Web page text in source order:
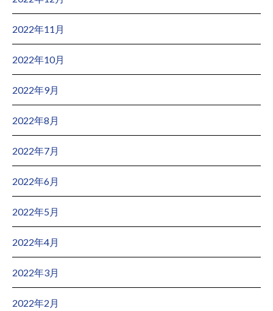
2022年11月
2022年10月
2022年9月
2022年8月
2022年7月
2022年6月
2022年5月
2022年4月
2022年3月
2022年2月